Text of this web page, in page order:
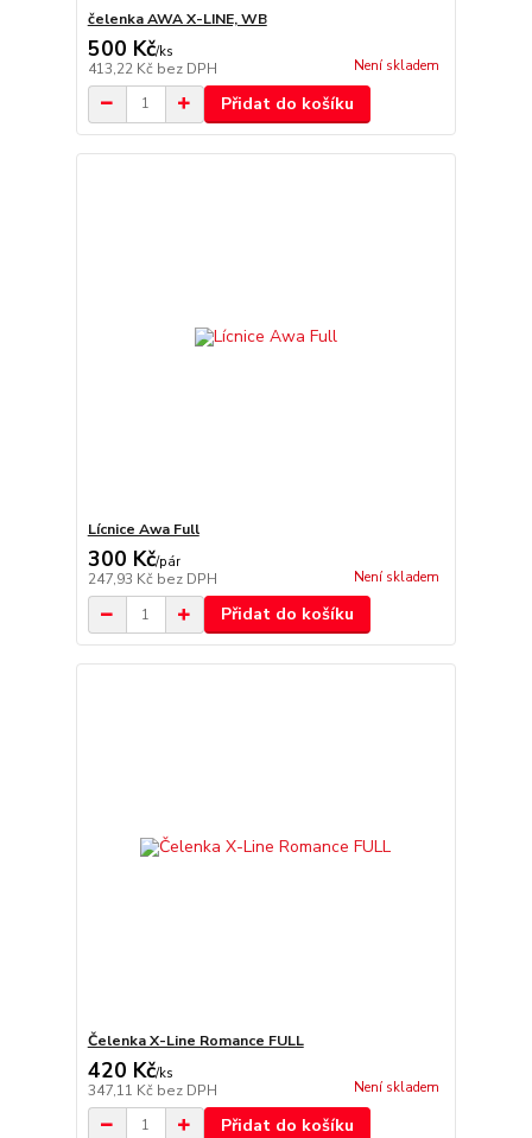
čelenka AWA X-LINE, WB
500 Kč/ks
413,22 Kč bez DPH Není skladem
Přidat do košíku
Lícnice Awa Full
300 Kč/pár
247,93 Kč bez DPH Není skladem
Přidat do košíku
Čelenka X-Line Romance FULL
420 Kč/ks
347,11 Kč bez DPH Není skladem
Přidat do košíku